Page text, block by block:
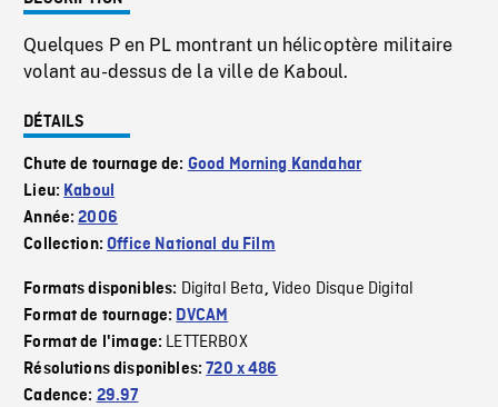
Quelques P en PL montrant un hélicoptère militaire
volant au-dessus de la ville de Kaboul.
DÉTAILS
Chute de tournage de: Good Morning Kandahar
Lieu: Kaboul
Année:2006
Collection:Office National du Film
Formats disponibles: Digital Beta, Video Disque Digital
Format de tournage: DVCAM
Format de l'image: LETTERBOX
Résolutions disponibles:720 x 486
Cadence: 29.97